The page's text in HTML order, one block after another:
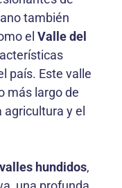
también
el Valle del
país. Este valle
más largo de
agricultura y el
valles hundidos,